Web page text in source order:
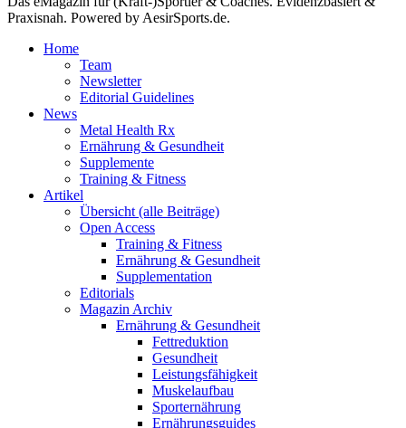
Praxisnah. Powered by AesirSports.de.
Home
Team
Newsletter
Editorial Guidelines
News
Metal Health Rx
Ernährung & Gesundheit
Supplemente
Training & Fitness
Artikel
Übersicht (alle Beiträge)
Open Access
Training & Fitness
Ernährung & Gesundheit
Supplementation
Editorials
Magazin Archiv
Ernährung & Gesundheit
Fettreduktion
Gesundheit
Leistungsfähigkeit
Muskelaufbau
Sporternährung
Ernährungsguides